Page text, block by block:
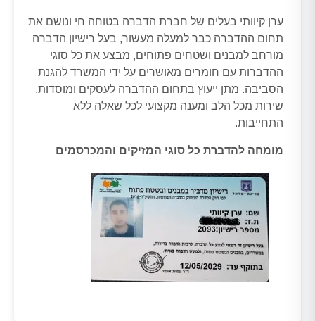
ערן קיוותי בעלים של חברת הדברה בטוחה חי ונושם את
תחום ההדברה כבר למעלה מעשור, בעל רישיון הדברה
מורחב למבנים ושטחים פתוחים, מבצע את כל סוגי
ההדברות עם חומרים מאושרים על ידי המשרד להגנת
הסביבה. מתן ייעוץ בתחום ההדברה לעסקים ומוסדות,
שירות מכל הלב ומענה מקצועי לכל שאלה ללא
התחייבות.
מומחה להדברת כל סוגי המזיקים והמכרסמים